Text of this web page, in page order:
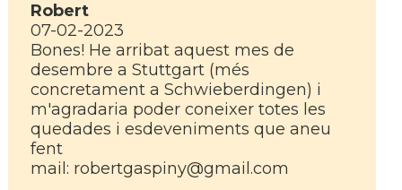
Robert
07-02-2023
Bones! He arribat aquest mes de
desembre a Stuttgart (més
concretament a Schwieberdingen) i
m'agradaria poder coneixer totes les
quedades i esdeveniments que aneu
fent
mail: robertgaspiny@gmail.com